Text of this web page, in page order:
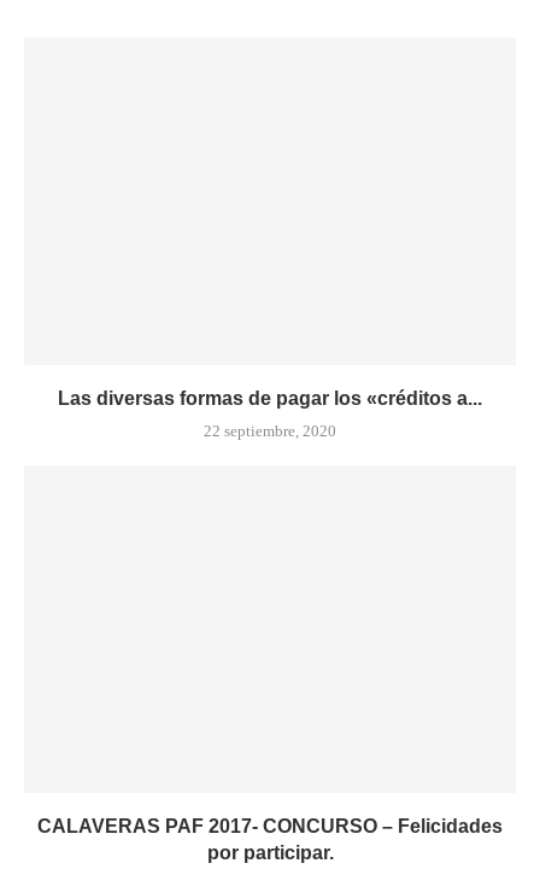
Las diversas formas de pagar los «créditos a...
22 septiembre, 2020
CALAVERAS PAF 2017- CONCURSO – Felicidades
por participar.